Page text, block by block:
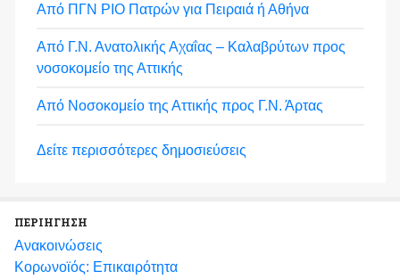
Από ΠΓΝ ΡΙΟ Πατρών για Πειραιά ή Αθήνα
Από Γ.Ν. Ανατολικής Αχαΐας – Καλαβρύτων προς
νοσοκομείο της Αττικής
Από Νοσοκομείο της Αττικής προς Γ.Ν. Άρτας
Δείτε περισσότερες δημοσιεύσεις
ΠΕΡΙΗΓΗΣΗ
Ανακοινώσεις
Κορωνοϊός: Επικαιρότητα